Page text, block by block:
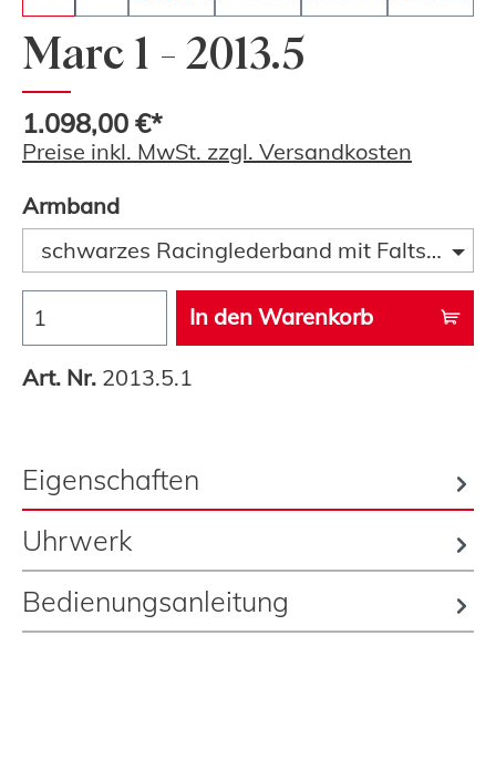
Marc 1 - 2013.5
1.098,00 €*
Preise inkl. MwSt. zzgl. Versandkosten
Armband
schwarzes Racinglederband mit
In den Warenkorb
Art. Nr. 2013.5.1
Eigenschaften
Uhrwerk
Bedienungsanleitung